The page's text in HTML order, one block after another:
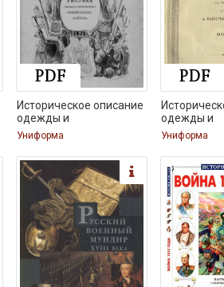
Историческое описание
одежды и
Униформа
одежды и
Униформа